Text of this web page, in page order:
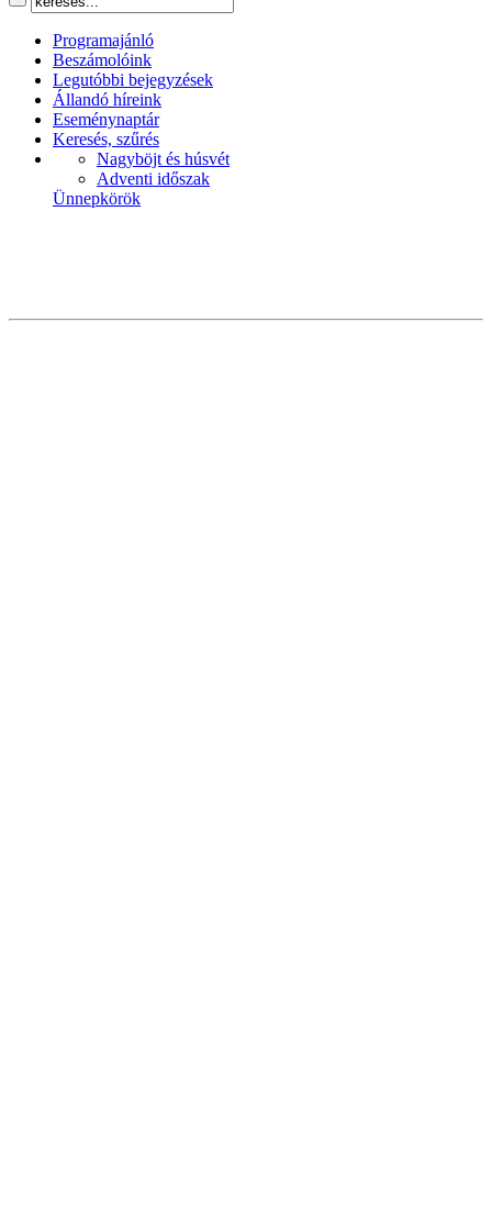
Programajánló
Beszámolóink
Legutóbbi bejegyzések
Állandó híreink
Eseménynaptár
Keresés, szűrés
Nagyböjt és húsvét
Adventi időszak
Ünnepkörök